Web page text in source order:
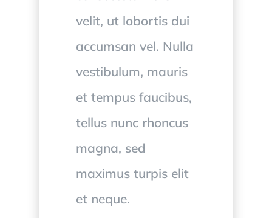
velit, ut lobortis dui
accumsan vel. Nulla
vestibulum, mauris
et tempus faucibus,
tellus nunc rhoncus
magna, sed
maximus turpis elit
et neque.